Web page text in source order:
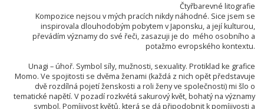
Čtyřbarevné litografie
Kompozice nejsou v mých pracích nikdy náhodné. Sice jsem se
inspirovala dlouhodobým pobytem v Japonsku, a její kulturou,
převádím významy do své řeči, zasazuji je do mého osobního a
potažmo evropského kontextu.
Unagi – úhoř. Symbol síly, mužnosti, sexuality. Protiklad ke grafice
Momo. Ve spojitosti se dvěma ženami (každá z nich opět představuje
dvě rozdílná pojetí ženskosti a roli ženy ve společnosti) mi šlo o
tematické napětí. V pozadí rozkvétá sakurový květ, bohatý na významy
symbol. Pomíjivost květů, která se dá připodobnit k pomíjivosti a